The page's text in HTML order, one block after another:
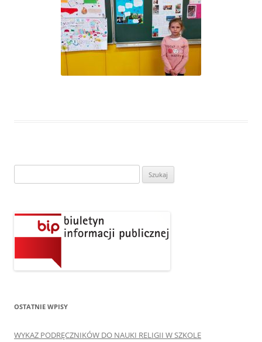
OSTATNIE WPISY
WYKAZ PODRĘCZNIKÓW DO NAUKI RELIGII W SZKOLE